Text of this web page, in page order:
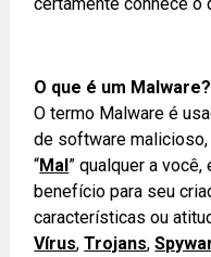
O que é um Malware?
O termo Malware é
de software
“Mal” qualquer a
benefício para seu
características ou
Vírus,Trojans,